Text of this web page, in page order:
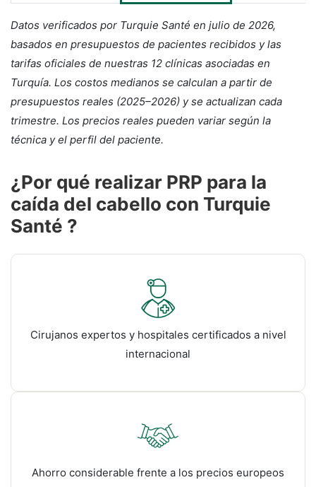
Datos verificados por Turquie Santé en julio de 2026,
basados en presupuestos de pacientes recibidos y las
tarifas oficiales de nuestras 12 clínicas asociadas en
Turquía. Los costos medianos se calculan a partir de
presupuestos reales (2025–2026) y se actualizan cada
trimestre. Los precios reales pueden variar según la
técnica y el perfil del paciente.
¿Por qué realizar PRP para la
caída del cabello con Turquie
Santé ?
Cirujanos expertos y hospitales certificados a nivel
internacional
Ahorro considerable frente a los precios europeos